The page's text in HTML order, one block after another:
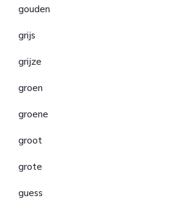
gouden
grijs
grijze
groen
groene
groot
grote
guess